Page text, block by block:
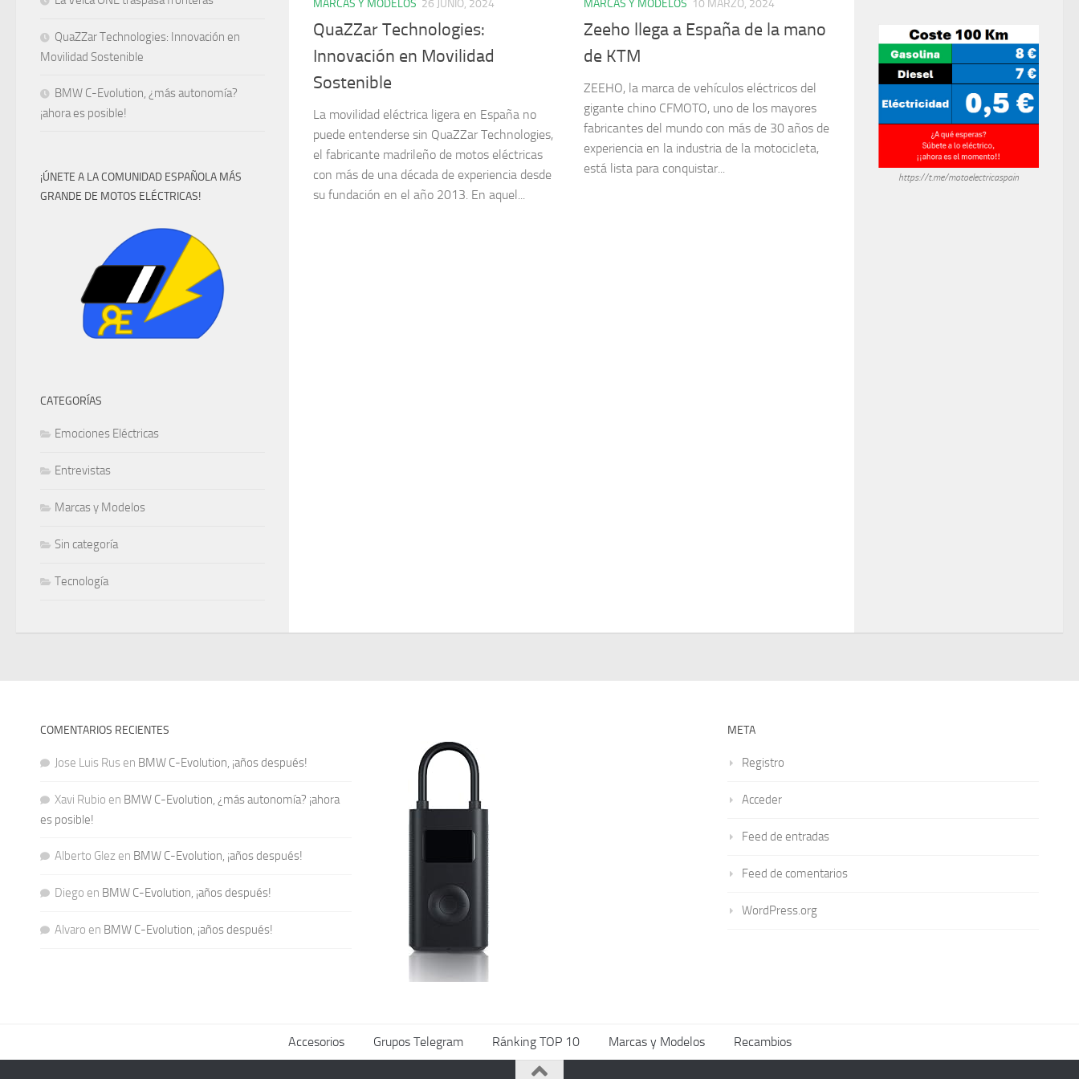
MARCAS Y MODELOS 26 JUNIO, 2024
QuaZZar Technologies:
Innovación en Movilidad
Sostenible
La movilidad eléctrica ligera en España no
puede entenderse sin QuaZZar Technologies,
el fabricante madrileño de motos eléctricas
con más de una década de experiencia desde
su fundación en el año 2013. En aquel...
MARCAS Y MODELOS 10 MARZO, 2024
Zeeho llega a España de la mano
de KTM
ZEEHO, la marca de vehículos eléctricos del
gigante chino CFMOTO, uno de los mayores
fabricantes del mundo con más de 30 años de
experiencia en la industria de la motocicleta,
está lista para conquistar...
QuaZZar Technologies: Innovación en
Movilidad Sostenible
BMW C-Evolution, ¿más autonomía?
¡ahora es posible!
¡ÚNETE A LA COMUNIDAD ESPAÑOLA MÁS
GRANDE DE MOTOS ELÉCTRICAS!
CATEGORÍAS
Emociones Eléctricas
Entrevistas
Marcas y Modelos
Sin categoría
Tecnología
https://t.me/motoelectricaspain
COMENTARIOS RECIENTES
Jose Luis Rus en BMW C-Evolution, ¡años después!
Xavi Rubio en BMW C-Evolution, ¿más autonomía? ¡ahora
es posible!
Alberto Glez en BMW C-Evolution, ¡años después!
Diego en BMW C-Evolution, ¡años después!
Alvaro en BMW C-Evolution, ¡años después!
META
Registro
Acceder
Feed de entradas
Feed de comentarios
WordPress.org
Accesorios Grupos Telegram Ránking TOP 10 Marcas y Modelos Recambios